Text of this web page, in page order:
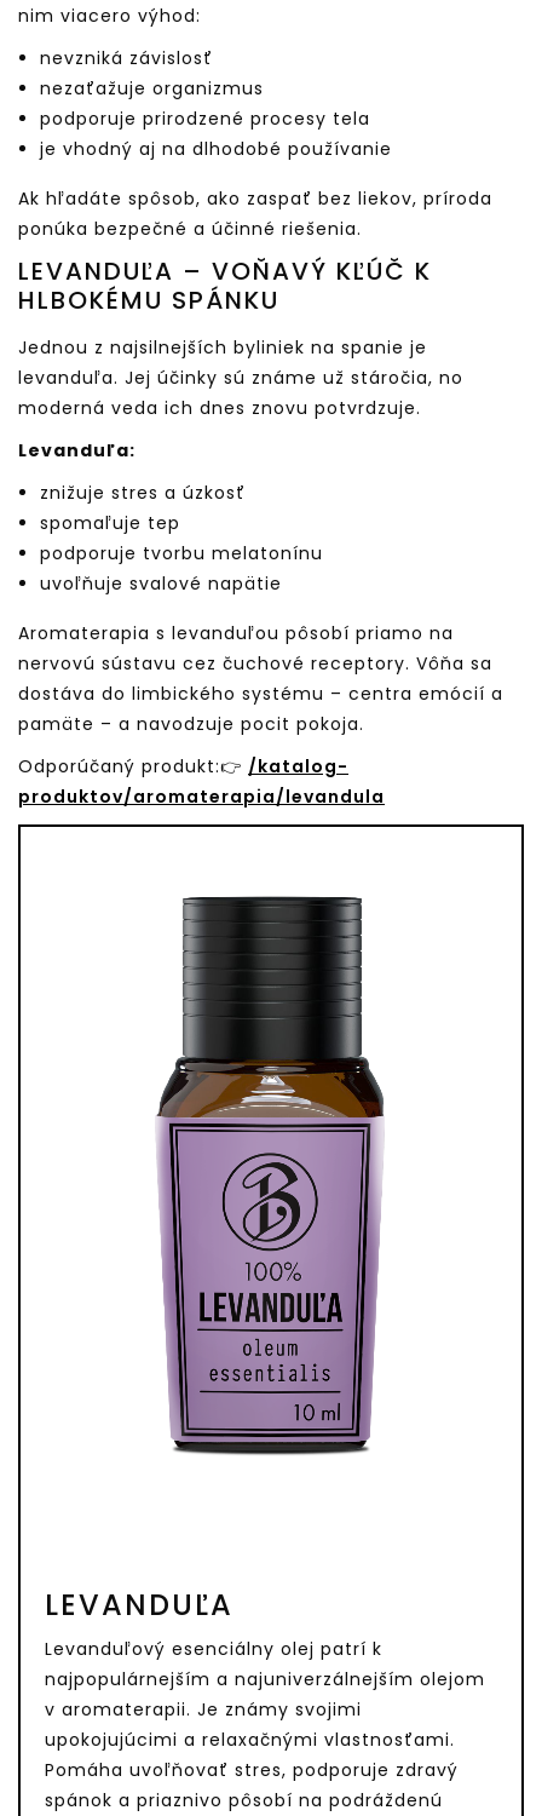
nim viacero výhod:
nevzniká závislosť
nezaťažuje organizmus
podporuje prirodzené procesy tela
je vhodný aj na dlhodobé používanie
Ak hľadáte spôsob, ako zaspať bez liekov, príroda
ponúka bezpečné a účinné riešenia.
LEVANDUĽA – VOŇAVÝ KĽÚČ K
HLBOKÉMU SPÁNKU
Jednou z najsilnejších byliniek na spanie je
levanduľa. Jej účinky sú známe už stáročia, no
moderná veda ich dnes znovu potvrdzuje.
Levanduľa:
znižuje stres a úzkosť
spomaľuje tep
podporuje tvorbu melatonínu
uvoľňuje svalové napätie
Aromaterapia s levanduľou pôsobí priamo na
nervovú sústavu cez čuchové receptory. Vôňa sa
dostáva do limbického systému – centra emócií a
pamäte – a navodzuje pocit pokoja.
Odporúčaný produkt:👉 /katalog-
produktov/aromaterapia/levandula
LEVANDUĽA
Levanduľový esenciálny olej patrí k
najpopulárnejším a najuniverzálnejším olejom
v aromaterapii. Je známy svojimi
upokojujúcimi a relaxačnými vlastnosťami.
Pomáha uvoľňovať stres, podporuje zdravý
spánok a priaznivo pôsobí na podráždenú